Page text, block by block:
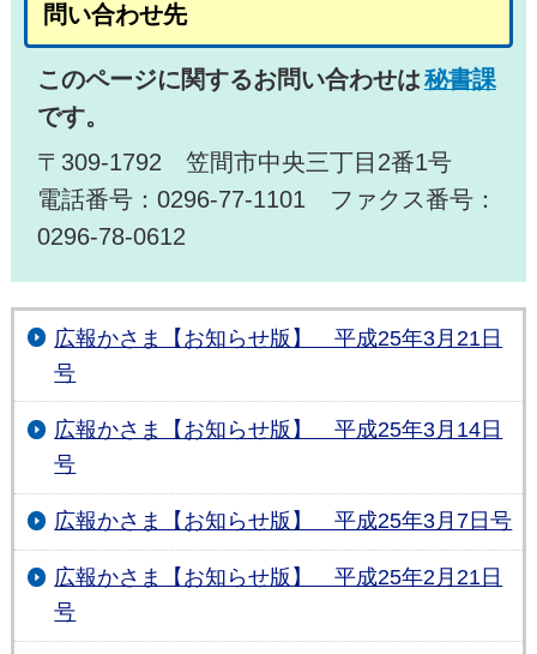
問い合わせ先
このページに関するお問い合わせは秘書課
です。
〒309-1792 笠間市中央三丁目2番1号
電話番号：0296-77-1101 ファクス番号：
0296-78-0612
広報かさま【お知らせ版】 平成25年3月21日
号
広報かさま【お知らせ版】 平成25年3月14日
号
広報かさま【お知らせ版】 平成25年3月7日号
広報かさま【お知らせ版】 平成25年2月21日
号